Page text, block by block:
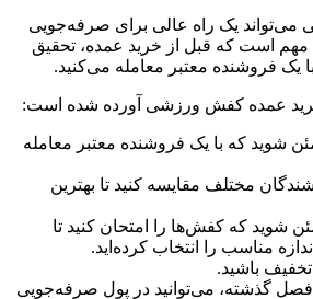
یک راه عالی برای صرفه‌جویی
مهم است که قبل از خرید عمده، تحقیق
یک فروشنده معتبر معامله می‌کنید.
خرید عمده کفش ورزشی آورده شده است:
شوید که با یک فروشنده معتبر معامله
مختلف مقایسه کنید تا بهترین
شوید که کفش‌ها را امتحان کنید تا
مناسب را انتخاب کرده‌اید.
باشید.
گذشته، می‌توانید در پول صرفه‌جویی